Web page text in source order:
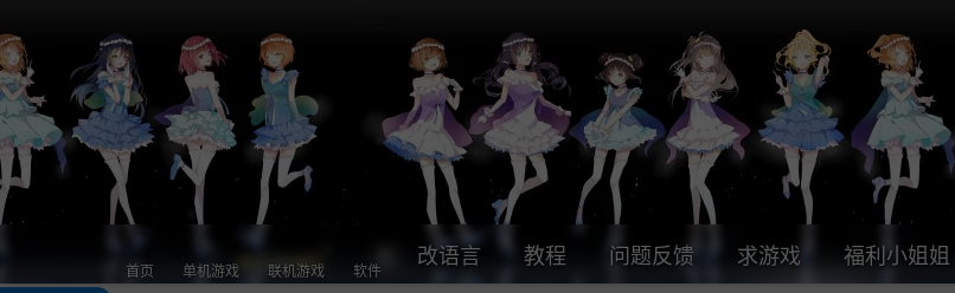
首页 单机游戏 联机游戏 软件
改语言 教程 问题反馈 求游戏 福利小姐姐